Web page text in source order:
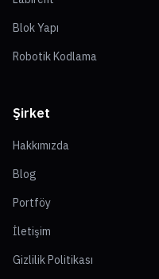
Blok Yapı
Robotik Kodlama
Şirket
Hakkımızda
Blog
Portföy
İletişim
Gizlilik Politikası